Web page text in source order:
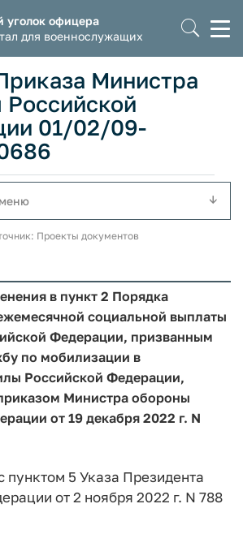
уголок офицера
для военнослужащих
Министра
01/02/09-
Проекты документов
в пункт 2 Порядка
социальной выплаты
Федерации, призванным
по мобилизации в
Российской Федерации,
Министра обороны
от 19 декабря 2022 г. N
пунктом 5 Указа Президента
от 2 ноября 2022 г. N 788